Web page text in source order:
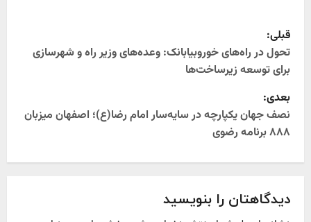
P
o
s
t
v
قبلی:
تحول در راه‌های خوروبیابانک: وعده‌های وزیر راه و شهرسازی
برای توسعه زیرساخت‌ها
بعدی:
نصف جهان یکپارچه در سایه‌سار امام رضا(ع)؛ اصفهان میزبان
۸۸۸ برنامه رضوی
دیدگاهتان را بنویسید